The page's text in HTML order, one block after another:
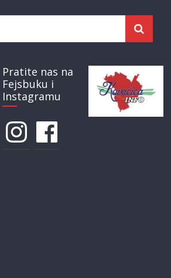
Pratite nas na
Fejsbuku i
Instagramu
InstagramFacebook